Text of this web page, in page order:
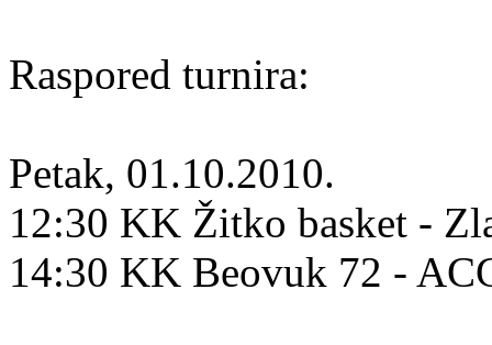
Raspored turnira:
Petak, 01.10.2010.
12:30 KK Žitko basket -
14:30 KK Beovuk 72 -